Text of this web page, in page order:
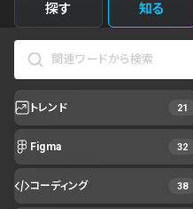
探す 知る
トレンド 21
Figma 32
コーディング 38